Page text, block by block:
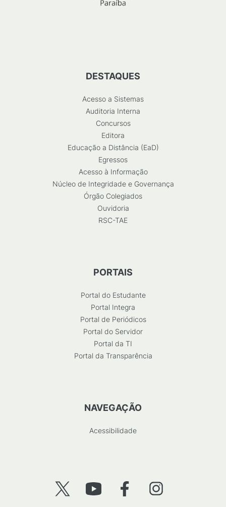
DESTAQUES
Acesso a Sistemas
Auditoria Interna
Concursos
Editora
Educação a Distância (EaD)
Egressos
Acesso à Informação
Núcleo de Integridade e Governança
Órgão Colegiados
Ouvidoria
RSC-TAE
PORTAIS
Portal do Estudante
Portal Integra
Portal de Periódicos
Portal do Servidor
Portal da TI
Portal da Transparência
NAVEGAÇÃO
Acessibilidade